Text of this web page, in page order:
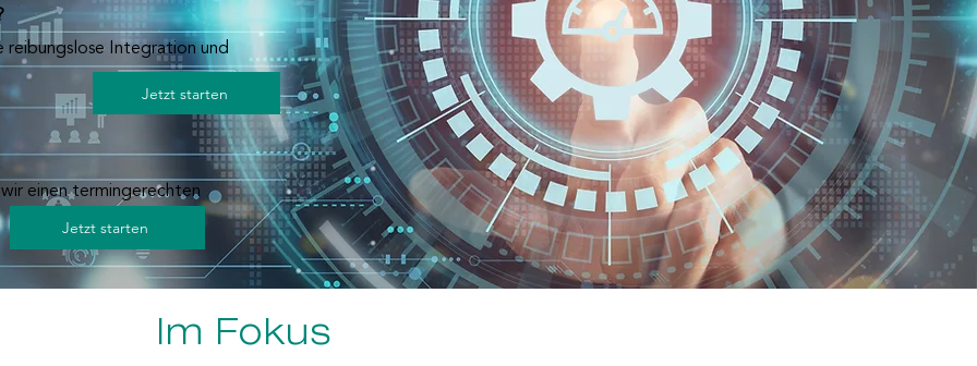
reibungslose Integration und
Jetzt starten
einen termingerechten
Jetzt starten
Im Fokus